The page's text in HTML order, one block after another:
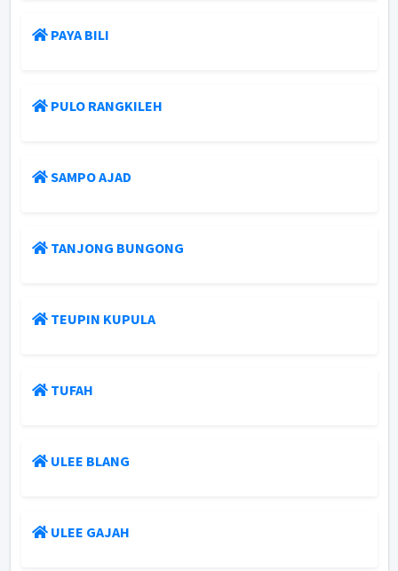
PAYA BILI
PULO RANGKILEH
SAMPO AJAD
TANJONG BUNGONG
TEUPIN KUPULA
TUFAH
ULEE BLANG
ULEE GAJAH